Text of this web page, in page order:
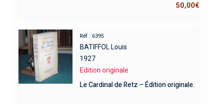
50,00€
Réf : 6395
BATIFFOL Louis
1927
Edition originale
Le Cardinal de Retz – Édition originale.